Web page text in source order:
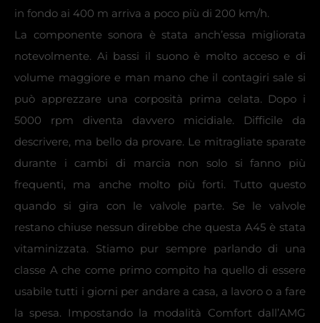
in fondo ai 400 m arriva a poco più di 200 km/h.
La componente sonora è stata anch’essa migliorata
notevolmente. Ai bassi il suono è molto acceso e di
volume maggiore e man mano che il contagiri sale si
può apprezzare una corposità prima celata. Dopo i
5000 rpm diventa davvero micidiale. Difficile da
descrivere, ma bello da provare. Le mitragliate sparate
durante i cambi di marcia non solo si fanno più
frequenti, ma anche molto più forti. Tutto questo
quando si gira con le valvole parte. Se le valvole
restano chiuse nessun direbbe che questa A45 è stata
vitaminizzata. Stiamo pur sempre parlando di una
classe A che come primo compito ha quello di essere
usabile tutti i giorni per andare a casa, a lavoro o a fare
la spesa. Impostando la modalità Comfort dall’AMG